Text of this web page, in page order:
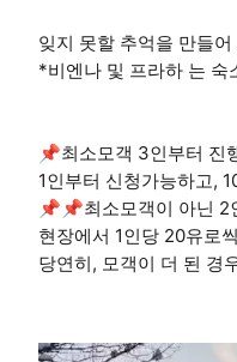
잊지 못할 추억을 만들
*비엔나 및 프라하 는 숙
📌최소모객 3인부터 진
1인부터 신청가능하고,
📌📌최소모객이 아닌 2
현장에서 1인당 20유로
당연히, 모객이 더 된 경